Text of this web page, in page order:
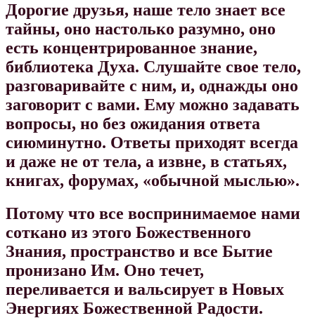
Дорогие друзья, наше тело знает все
тайны, оно настолько разумно, оно
есть концентрированное знание,
библиотека Духа. Слушайте свое тело,
разговаривайте с ним, и, однажды оно
заговорит с вами. Ему можно задавать
вопросы, но без ожидания ответа
сиюминутно. Ответы приходят всегда
и даже не от тела, а извне, в статьях,
книгах, форумах, «обычной мыслью».
Потому что все воспринимаемое нами
соткано из этого Божественного
Знания, пространство и все Бытие
пронизано Им. Оно течет,
переливается и вальсирует в Новых
Энергиях Божественной Радости.